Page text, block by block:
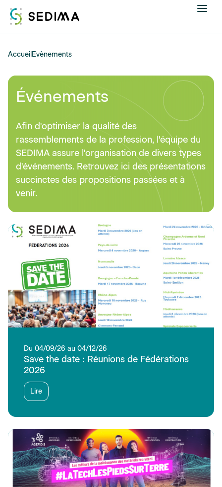
Nous connaître
Actualités
Offres d'emploi
Annuaire
Contacter
Accueil Evènements
Événements
Afin d'optimiser la qualité des
rassemblements de la profession, l'équipe du
SEDIMA assure l'organisation de divers types
d'événements. Retrouvez ici des présentations
succinctes des propositions passées et à
venir.
Du 04/09/26 au 04/12/26
Save the date : Réunions de Fédérations
2026
Lire